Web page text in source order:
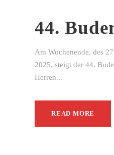
44.
Am Wochenende, des
2025, steigt der 44.
Herren...
READ MORE